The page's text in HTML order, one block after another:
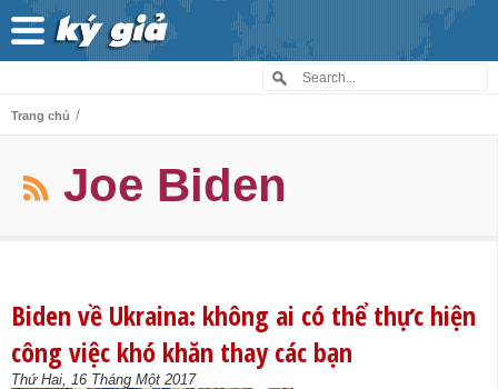
Trang chủ /
Joe Biden
Biden về Ukraina: không ai có thể thực hiện
công việc khó khăn thay các bạn
Thứ Hai, 16 Tháng Một 2017